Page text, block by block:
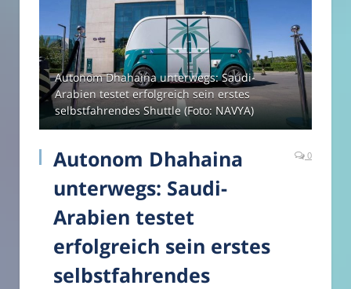
Autonom Dhahaina unterwegs: Saudi-
Arabien testet erfolgreich sein erstes
selbstfahrendes Shuttle (Foto: NAVYA)
Autonom Dhahaina
unterwegs: Saudi-
Arabien testet
erfolgreich sein erstes
selbstfahrendes
0